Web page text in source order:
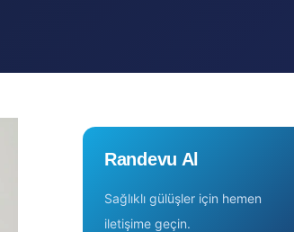
Randevu Al
Sağlıklı gülüşler için hemen
iletişime geçin.